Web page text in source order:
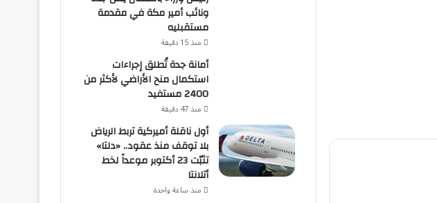
ونائب أمير مكة في مقدمة
مستقبليه
منذ 15 دقيقة
أمانة جدة تُطلق إجراءات
استكمال منح الأراضي لأكثر من
2400 مستفيد
منذ 47 دقيقة
أول ناقلة أميركية تربط الرياض
بلا توقف منذ عقود.. «دلتا»
تثبّت 23 أكتوبر موعداً لخط
أتلانتا
منذ ساعة واحدة